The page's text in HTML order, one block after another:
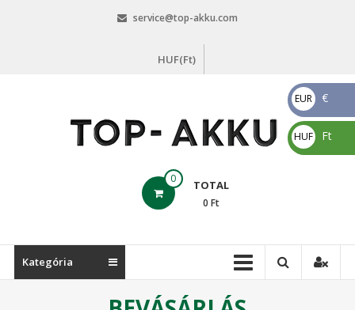
service@top-akku.com
HUF(Ft)
akku.com
0 TOTAL
0 Ft
Kategória
EUR
€
€
HUF
Ft
Ft